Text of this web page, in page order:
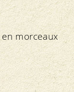
morceaux